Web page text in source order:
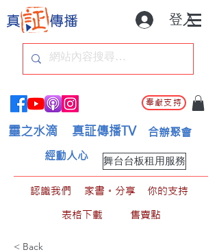
登入
奉獻支持
靈之水滴 真証傳播TV 合辦聚會
舞台台板租用服務
經動人心
認識我們 家書。分享
你的支持
表格下載
售賣點
< Back